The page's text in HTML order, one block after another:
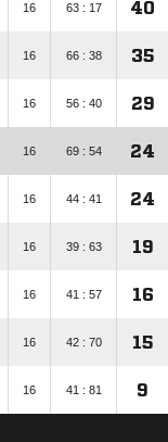
16 63 : 17 40
16 66 : 38 35
16 56 : 40 29
16 69 : 54 24
16 44 : 41 24
16 39 : 63 19
16 41 : 57 16
16 42 : 70 15
16 41 : 81 9